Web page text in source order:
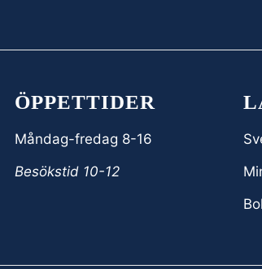
ÖPPETTIDER
Måndag-fredag 8-16
Besökstid 10-12